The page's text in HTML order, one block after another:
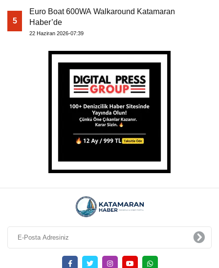
5
Euro Boat 600WA Walkaround Katamaran
Haber’de
22 Haziran 2026-07:39